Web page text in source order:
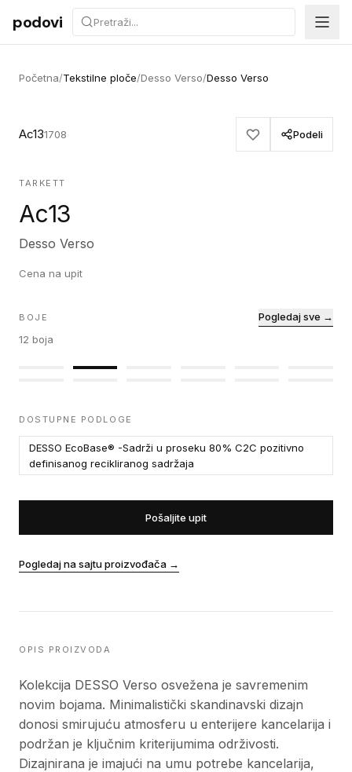
Preskoči na sadržaj
podovi
Početna/Tekstilne ploče/Desso Verso/Desso Verso
Ac131708 Podeli
TARKETT
Ac13
Desso Verso
Cena na upit
BOJE
12 boja
Pogledaj sve →
DOSTUPNE PODLOGE
DESSO EcoBase® -Sadrži u proseku 80% C2C pozitivno
definisanog recikliranog sadržaja
Pošaljite upit
Pogledaj na sajtu proizvođača →
OPIS PROIZVODA
Kolekcija DESSO Verso osvežena je savremenim
novim bojama. Minimalistički skandinavski dizajn
donosi smirujuću atmosferu u enterijere kancelarija i
podržan je ključnim kriterijumima održivosti.
Dizajnirana je imajući na umu potrebe kancelarija,